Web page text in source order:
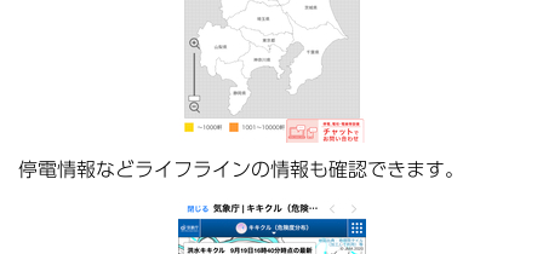
停電情報などライフラインの情報も確認できます。